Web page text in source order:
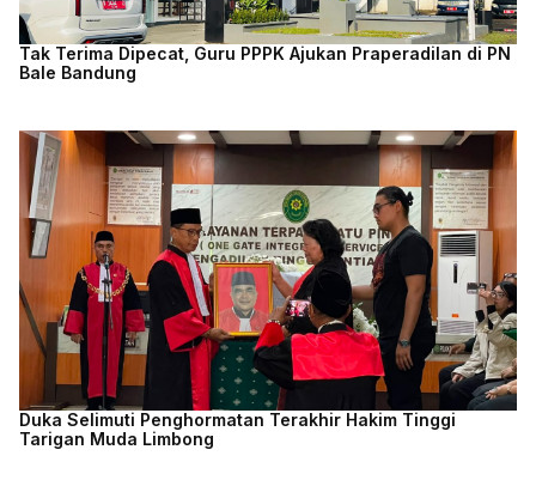
Tak Terima Dipecat, Guru PPPK Ajukan Praperadilan di PN
Bale Bandung
Duka Selimuti Penghormatan Terakhir Hakim Tinggi
Tarigan Muda Limbong